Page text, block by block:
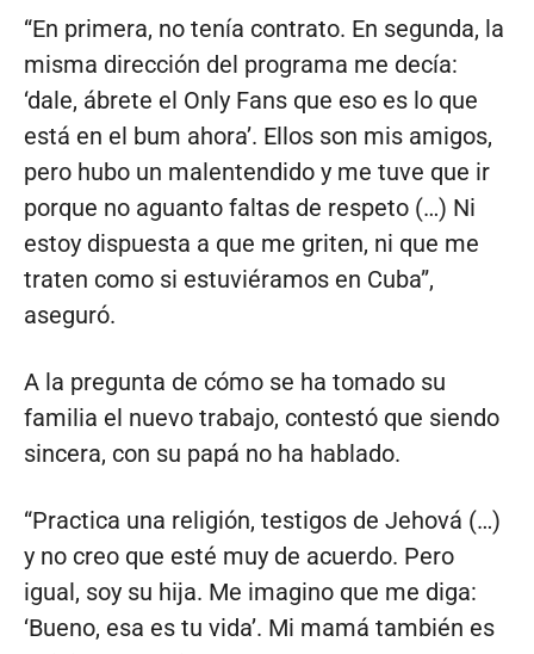
“En primera, no tenía contrato. En segunda, la
misma dirección del programa me decía:
‘dale, ábrete el Only Fans que eso es lo que
está en el bum ahora’. Ellos son mis amigos,
pero hubo un malentendido y me tuve que ir
porque no aguanto faltas de respeto (…) Ni
estoy dispuesta a que me griten, ni que me
traten como si estuviéramos en Cuba”,
aseguró.
A la pregunta de cómo se ha tomado su
familia el nuevo trabajo, contestó que siendo
sincera, con su papá no ha hablado.
“Practica una religión, testigos de Jehová (…)
y no creo que esté muy de acuerdo. Pero
igual, soy su hija. Me imagino que me diga:
‘Bueno, esa es tu vida’. Mi mamá también es